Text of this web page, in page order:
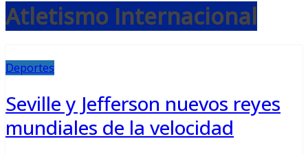
Atletismo Internacional
Deportes
Seville y Jefferson nuevos reyes
mundiales de la velocidad